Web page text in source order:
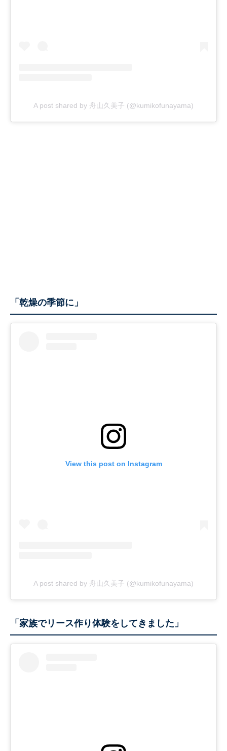
A post shared by 舟山久美子 (@kumikofunayama)
「乾燥の季節に」
View this post on Instagram
A post shared by 舟山久美子 (@kumikofunayama)
「家族でリース作り体験をしてきました」